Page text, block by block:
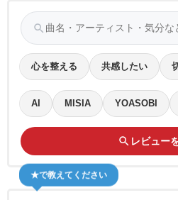
search
心を整える 共感したい
AI MISIA YOASOBI
search レビュー
★で教えてください